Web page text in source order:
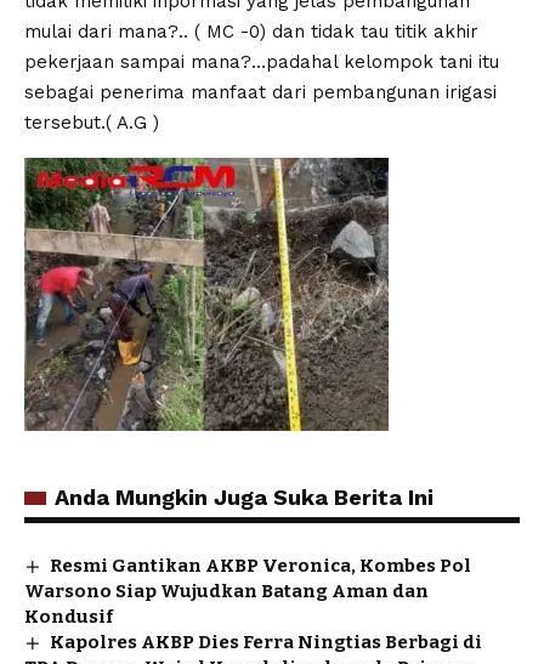
mulai dari mana?.. ( MC -0) dan tidak tau titik akhir
pekerjaan sampai mana?…padahal kelompok tani itu
sebagai penerima manfaat dari pembangunan irigasi
tersebut.( A.G )
Anda Mungkin Juga Suka Berita Ini
Resmi Gantikan AKBP Veronica, Kombes Pol
Warsono Siap Wujudkan Batang Aman dan
Kondusif
Kapolres AKBP Dies Ferra Ningtias Berbagi di